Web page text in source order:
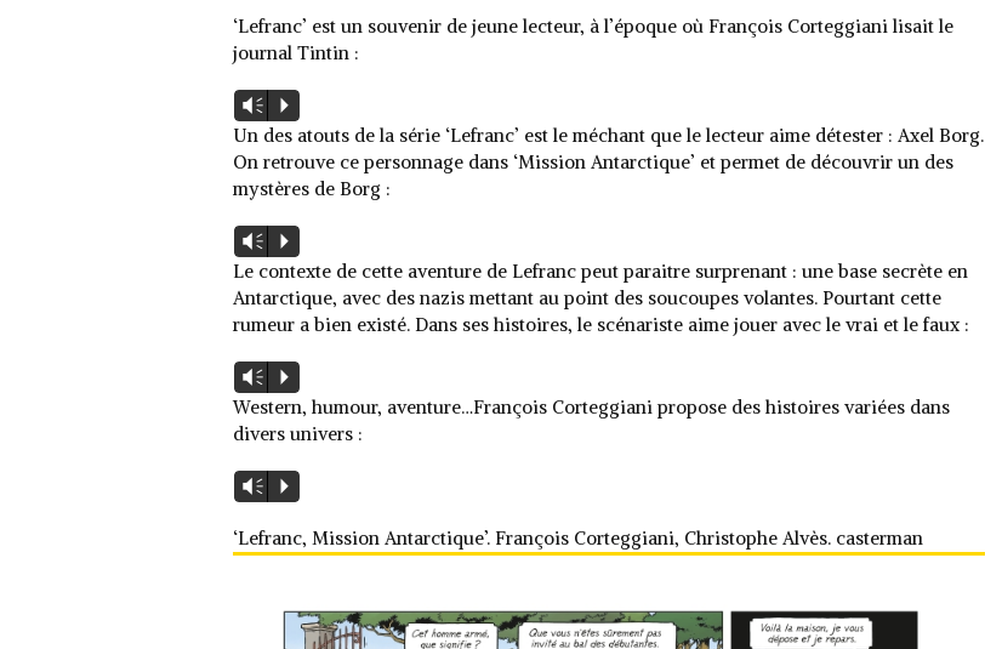
‘Lefranc’ est un souvenir de jeune lecteur, à l’époque où François Corteggiani lisait le
journal Tintin :
Lecteur
audio
Vm P
Un des atouts de la série ‘Lefranc’ est le méchant que le lecteur aime détester : Axel Borg.
On retrouve ce personnage dans ‘Mission Antarctique’ et permet de découvrir un des
mystères de Borg :
Lecteur
audio
Vm P
Le contexte de cette aventure de Lefranc peut paraitre surprenant : une base secrète en
Antarctique, avec des nazis mettant au point des soucoupes volantes. Pourtant cette
rumeur a bien existé. Dans ses histoires, le scénariste aime jouer avec le vrai et le faux :
Lecteur
audio
Vm P
Western, humour, aventure…François Corteggiani propose des histoires variées dans
divers univers :
Lecteur
audio
Vm P
‘Lefranc, Mission Antarctique’. François Corteggiani, Christophe Alvès. casterman